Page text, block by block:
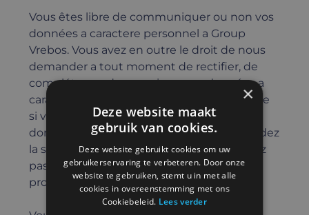
Vous êtes libre de communiquer ou non vos
données a caractere personnel a Group
Vrebos. Vous avez en outre le droit de nous
demander a tout moment de rectifier, de
compléter ou de supprimer vos données a
caractere personnel. Vous reconnaissez que
si vous refusez de communiquer des
données a caractere personnel ou demandez
la suppression de celles-ci, vous ne pourrez
pas bénéficier de certains services ou
produits.
×
Deze website maakt
gebruik van cookies.
Deze website gebruikt cookies om uw
gebruikerservaring te verbeteren. Door onze
website te gebruiken, stemt u in met alle
cookies in overeenstemming met ons
Cookiebeleid. Lees verder